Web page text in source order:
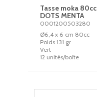
Tasse moka 80cc
DOTS MENTA
0001200503280
Ø6,4 x 6 cm 80cc
Poids 131 gr
Vert
12 unités/boîte